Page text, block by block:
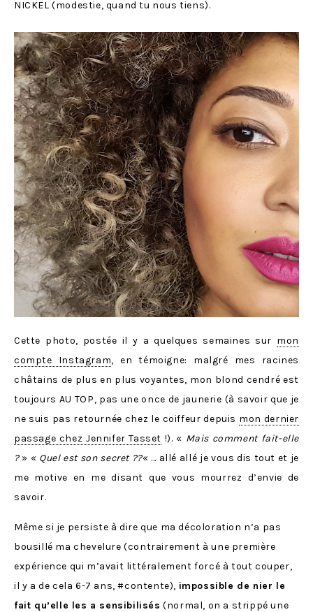
NICKEL (modestie, quand tu nous tiens).
Cette photo, postée il y a quelques semaines sur mon
compte Instagram, en témoigne: malgré mes racines
châtains de plus en plus voyantes, mon blond cendré est
toujours AU TOP, pas une once de jaunerie (à savoir que je
ne suis pas retournée chez le coiffeur depuis mon dernier
passage chez Jennifer Tasset !). « Mais comment fait-elle
?» « Quel est son secret ??« … allé allé je vous dis tout et je
me motive en me disant que vous mourrez d’envie de
savoir.
Même si je persiste à dire que ma décoloration n’a pas
bousillé ma chevelure (contrairement à une première
expérience qui m’avait littéralement forcé à tout couper,
il y a de cela 6-7 ans, #contente), impossible de nier le
fait qu’elle les a sensibilisés (normal, on a strippé une